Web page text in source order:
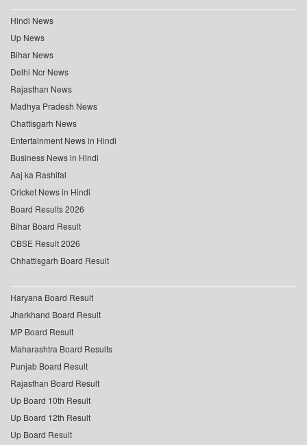
Hindi News
Up News
Bihar News
Delhi Ncr News
Rajasthan News
Madhya Pradesh News
Chattisgarh News
Entertainment News in Hindi
Business News in Hindi
Aaj ka Rashifal
Cricket News in Hindi
Board Results 2026
Bihar Board Result
CBSE Result 2026
Chhattisgarh Board Result
Haryana Board Result
Jharkhand Board Result
MP Board Result
Maharashtra Board Results
Punjab Board Result
Rajasthan Board Result
Up Board 10th Result
Up Board 12th Result
Up Board Result